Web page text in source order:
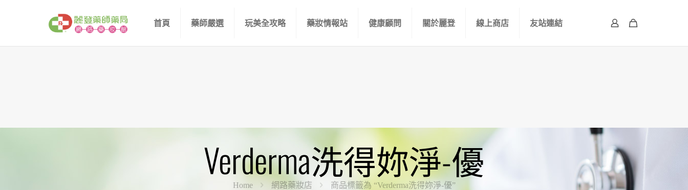
首頁 藥師嚴選 玩美全攻略 藥妝情報站 健康顧問 關於麗登 線上商店 友站連結
Verderma洗得妳淨-優
Home 網路藥妝店 商品標籤為 “Verderma洗得妳淨-優”